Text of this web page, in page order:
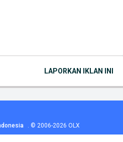
LAPORKAN IKLAN INI
. © 2006-2026 OLX